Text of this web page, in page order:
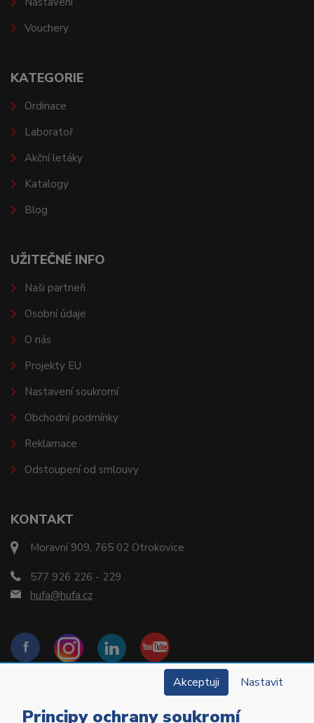
KONTAKT
Moravní 909, 765 02 Otrokovice
577 926 226 - 229
hufa@hufa.cz
Vouchery
KATEGORIE
Ordinace
Laboratoř
Akční letáky
Katalogy
Blog
UŽITEČNÉ INFO
Naši partneři
Osobní údaje
O nás
Projekty EU
Nastavení soukromí
Obchodní podmínky
Reklamace
Odstoupení od smlouvy
Akceptuji Nastavit
Principy ochrany soukromí